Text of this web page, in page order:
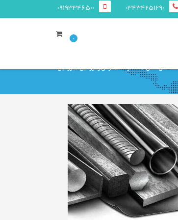
03434251290
09193346500
0
صفحه ی اصلی محصولات قوطی و پروفيل پروفیل